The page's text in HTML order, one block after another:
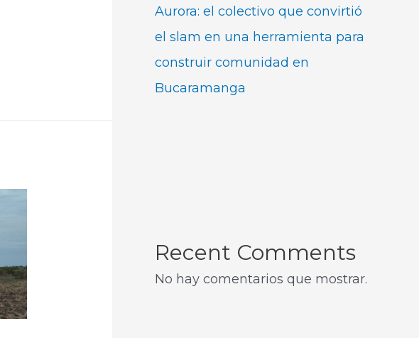
Aurora: el colectivo que convirtió
el slam en una herramienta para
construir comunidad en
Bucaramanga
Recent Comments
No hay comentarios que mostrar.